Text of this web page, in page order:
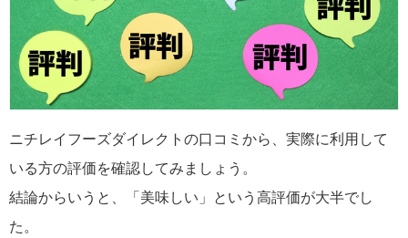
ニチレイフーズダイレクトの口コミから、実際に利用して
いる方の評価を確認してみましょう。
結論からいうと、「美味しい」という高評価が大半でし
た。